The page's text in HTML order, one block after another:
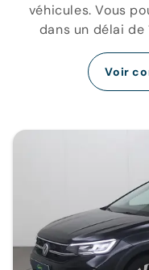
véhicules. Vous
dans un délai de
Voir